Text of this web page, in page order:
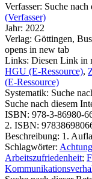
Verfasser: Suche nach
(Verfasser)
Jahr: 2022
Verlag: Göttingen,
opens in new tab
Links: Diesen Link in
HGU (E-Ressource),
(E-Ressource)
Systematik: Suche
Suche nach diesem
ISBN: 978-3-86980-
2. ISBN:
Beschreibung: 1.
Schlagwörter: Achtung
Arbeitszufriedenheit;